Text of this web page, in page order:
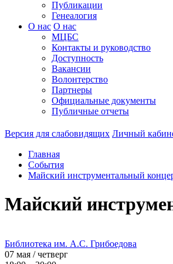
Публикации
Генеалогия
О нас О нас
МЦБС
Контакты и руководство
Доступность
Вакансии
Волонтерство
Партнеры
Официальные документы
Публичные отчеты
Версия для слабовидящих Личный
Главная
События
Майский инструментальный
Майский
Библиотека им. А.С. Грибоедова
07 мая / четверг